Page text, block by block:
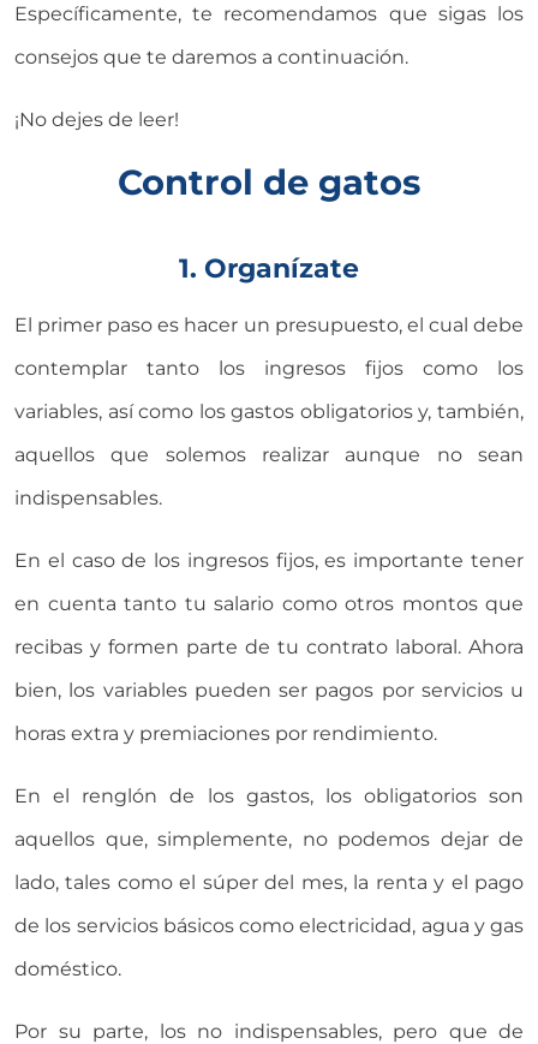
Específicamente, te recomendamos que sigas los
consejos que te daremos a continuación.
¡No dejes de leer!
Control de gatos
1. Organízate
El primer paso es hacer un presupuesto, el cual debe
contemplar tanto los ingresos fijos como los
variables, así como los gastos obligatorios y, también,
aquellos que solemos realizar aunque no sean
indispensables.
En el caso de los ingresos fijos, es importante tener
en cuenta tanto tu salario como otros montos que
recibas y formen parte de tu contrato laboral. Ahora
bien, los variables pueden ser pagos por servicios u
horas extra y premiaciones por rendimiento.
En el renglón de los gastos, los obligatorios son
aquellos que, simplemente, no podemos dejar de
lado, tales como el súper del mes, la renta y el pago
de los servicios básicos como electricidad, agua y gas
doméstico.
Por su parte, los no indispensables, pero que de